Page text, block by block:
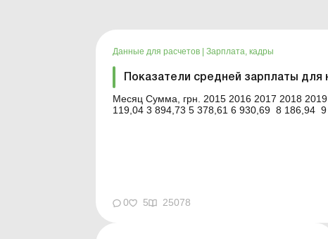
Данные для расчетов Зарплата, кадры
Показатели средней зарплаты для
Месяц Сумма, грн. 2015 2016 2017 2018 2019 2020 2021 2022 2023 2024 2025 2026 Январь 3
0 5 25078